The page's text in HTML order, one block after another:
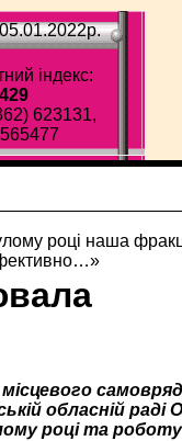
індекс:
623131,
місцевого
обласній раді
році та роботу